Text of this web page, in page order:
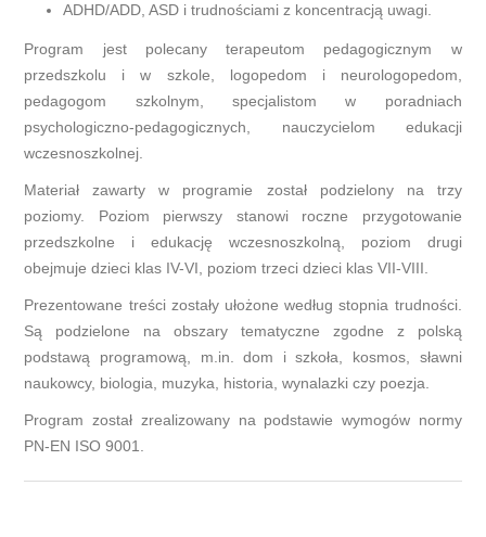
ADHD/ADD, ASD i trudnościami z koncentracją uwagi.
Program jest polecany terapeutom pedagogicznym w
przedszkolu i w szkole, logopedom i neurologopedom,
pedagogom szkolnym, specjalistom w poradniach
psychologiczno-pedagogicznych, nauczycielom edukacji
wczesnoszkolnej.
Materiał zawarty w programie został podzielony na trzy
poziomy. Poziom pierwszy stanowi roczne przygotowanie
przedszkolne i edukację wczesnoszkolną, poziom drugi
obejmuje dzieci klas IV-VI, poziom trzeci dzieci klas VII-VIII.
Prezentowane treści zostały ułożone według stopnia trudności.
Są podzielone na obszary tematyczne zgodne z polską
podstawą programową, m.in. dom i szkoła, kosmos, sławni
naukowcy, biologia, muzyka, historia, wynalazki czy poezja.
Program został zrealizowany na podstawie wymogów normy
PN-EN ISO 9001.